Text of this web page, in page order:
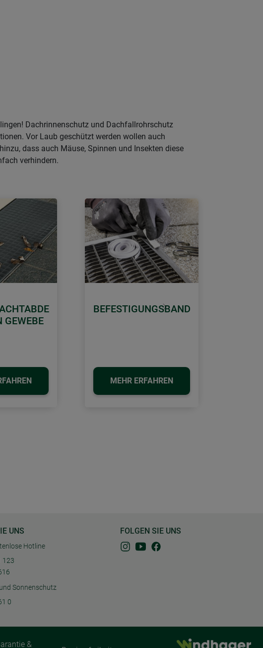
Dachrinnenschutz und Dachfallrohrschutz
Vor Laub geschützt werden wollen auch
dass auch Mäuse, Spinnen und Insekten diese
verhindern.
GEWEBE
BEFESTIGUNGSBAND
MEHR ERFAHREN
Weiter
UNS
Hotline
123
Sonnenschutz
0
FOLGEN SIE UNS
&